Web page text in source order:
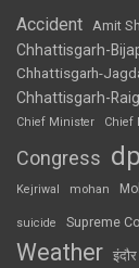
Accident Amit
Chhattisgarh-
Chhattisgarh-
Chhattisgarh-
Chief Minister
Chief
Congress
Kejriwal mohan
suicide Supreme
Weather इंदौर